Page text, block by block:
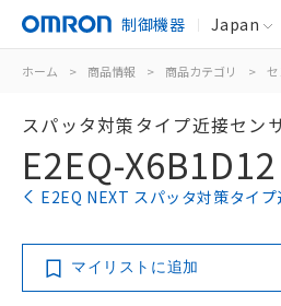
制御機器 Japan
ホーム > 商品情報 > 商品カテゴリ >
スパッタ対策タイプ近接セン
E2EQ-
E2EQ NEXT スパッタ対策タイ
マイリストに追加